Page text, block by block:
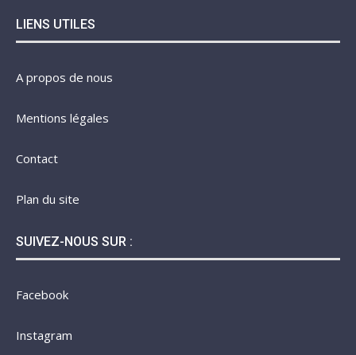
LIENS UTILES
A propos de nous
Mentions légales
Contact
Plan du site
SUIVEZ-NOUS SUR :
Facebook
Instagram